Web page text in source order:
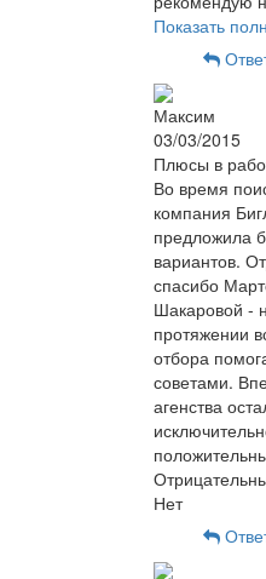
Показать
Максим
03/03/2015
Плюсы в
Во время
компания
предложила
вариантов.
спасибо
Шакаровой -
протяжении
отбора
советами.
агенства
Нет